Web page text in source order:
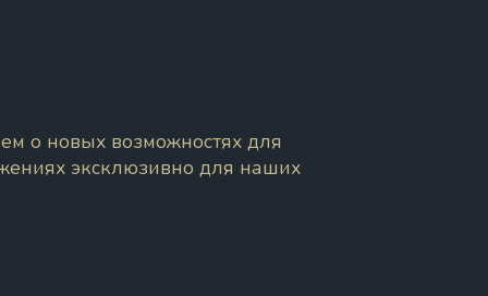
о новых возможностях для
эксклюзивно для наших